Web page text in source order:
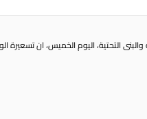
التحتية، اليوم الخميس، ان تسعيرة